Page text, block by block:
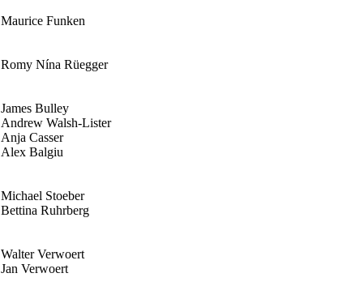
Maurice Funken
Romy Nína Rüegger
James Bulley
Andrew Walsh-Lister
Anja Casser
Alex Balgiu
Michael Stoeber
Bettina Ruhrberg
Walter Verwoert
Jan Verwoert